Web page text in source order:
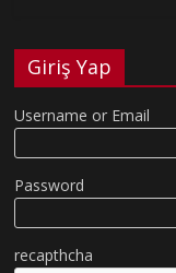
Giriş Yap
Username or Email
Password
recapthcha